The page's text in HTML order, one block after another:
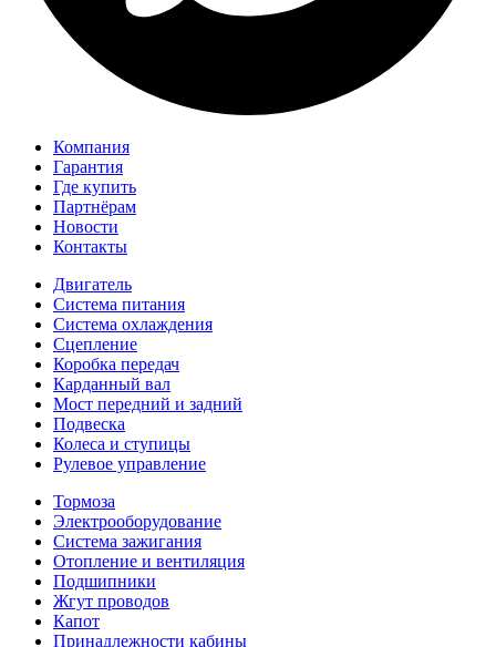
Компания
Гарантия
Где купить
Партнёрам
Новости
Контакты
Двигатель
Система питания
Система охлаждения
Сцепление
Коробка передач
Карданный вал
Мост передний и задний
Подвеска
Колеса и ступицы
Рулевое управление
Тормоза
Электрооборудование
Система зажигания
Отопление и вентиляция
Подшипники
Жгут проводов
Капот
Принадлежности кабины